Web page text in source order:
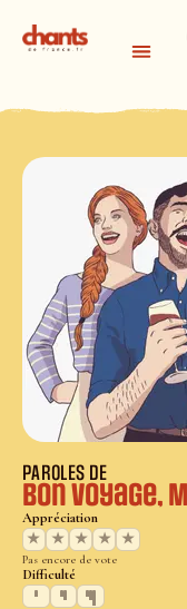
PAROLES DE
Bon voyage,
Appréciation
★
★ ★ ★ ★
Pas encore de vote
Difficulté